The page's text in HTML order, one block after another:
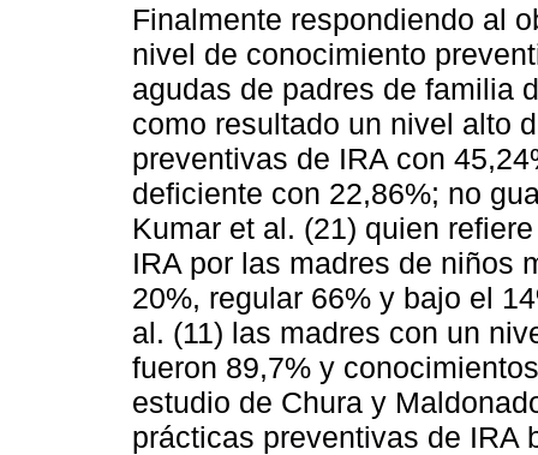
Finalmente respondiendo al
nivel de conocimiento
agudas de padres de familia
como resultado un nivel alto
preventivas de IRA con
deficiente con 22,86%; no
Kumar et al. (21) quien
IRA por las madres de niños
20%, regular 66% y bajo el
al. (11) las madres con un
fueron 89,7% y
estudio de Chura y
prácticas preventivas de IRA